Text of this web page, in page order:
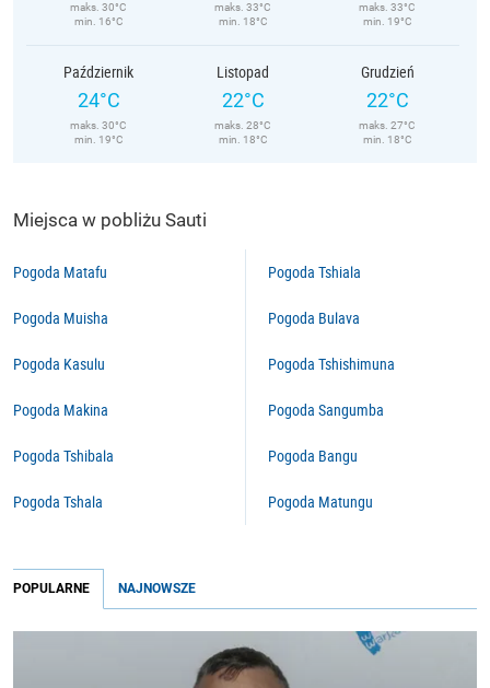
maks. 30°C
min. 16°C
maks. 33°C
min. 18°C
maks. 33°C
min. 19°C
Październik
24°C
maks. 30°C
min. 19°C
Listopad
22°C
maks. 28°C
min. 18°C
Grudzień
22°C
maks. 27°C
min. 18°C
Miejsca w pobliżu Sauti
Pogoda Matafu
Pogoda Muisha
Pogoda Kasulu
Pogoda Makina
Pogoda Tshibala
Pogoda Tshala
Pogoda Tshiala
Pogoda Bulava
Pogoda Tshishimuna
Pogoda Sangumba
Pogoda Bangu
Pogoda Matungu
POPULARNE NAJNOWSZE